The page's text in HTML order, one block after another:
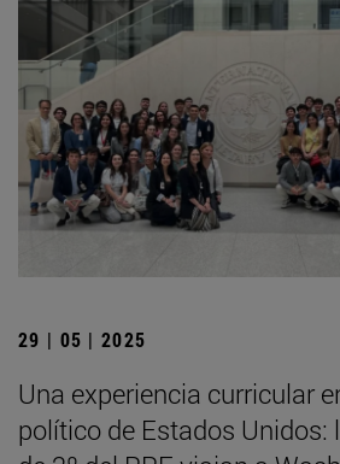
29 | 05 | 2025
Una experiencia curricular
político de Estados Unidos: